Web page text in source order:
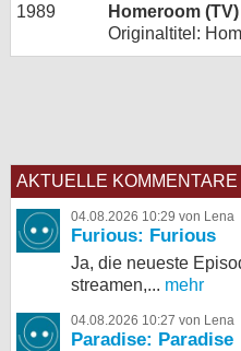
1989
Homeroom (TV)
Originaltitel:
AKTUELLE KOMMENTARE
04.08.2026 10:29 von Lena
Furious: Furious
Ja, die neueste
streamen,... mehr
04.08.2026 10:27 von Lena
Paradise: Paradise